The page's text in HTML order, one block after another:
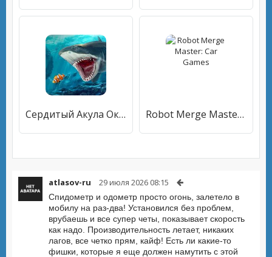
Сердитый Акула Океан имитатор Robot Merge Master: Car Games
atlasov-ru 29 июля 2026 08:15
Спидометр и одометр просто огонь, залетело в
мобилу на раз-два! Установился без проблем,
врубаешь и все супер четы, показывает скорость
как надо. Производительность летает, никаких
лагов, все четко прям, кайф! Есть ли какие-то
фишки, которые я еще должен намутить с этой